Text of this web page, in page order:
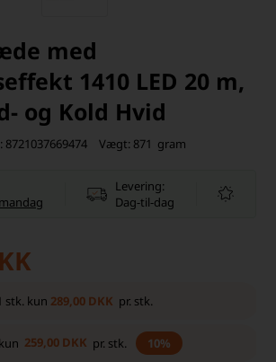
med
1410 LED 20 m,
og Kold Hvid
8721037669474 Vægt: 871 gram
mandag
Levering:
Dag-til-dag
stk. kun 289,00 DKK pr. stk.
kun 259,00 DKK pr. stk. 10%